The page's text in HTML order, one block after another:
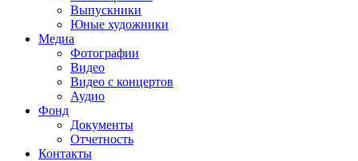
Выпускники
Юные художники
Медиа
Фотографии
Видео
Видео с концертов
Аудио
Фонд
Документы
Отчетность
Контакты